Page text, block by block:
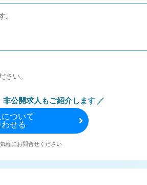
。
さい。
非公開求人もご紹介します
ついて
せる
軽にお問合せください